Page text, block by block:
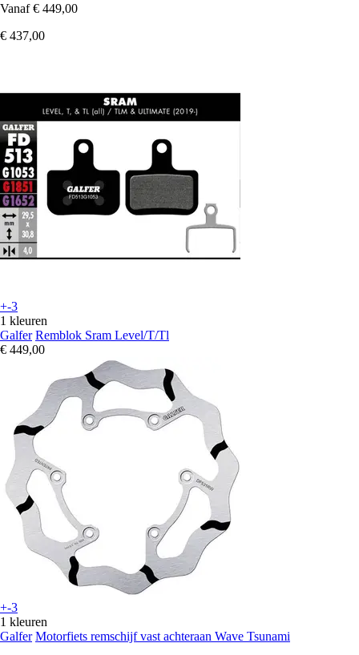
Vanaf € 449,00
€ 437,00
+-3
1 kleuren
Galfer Remblok Sram Level/T/Tl
€ 449,00
+-3
1 kleuren
Galfer Motorfiets remschijf vast achteraan Wave Tsunami